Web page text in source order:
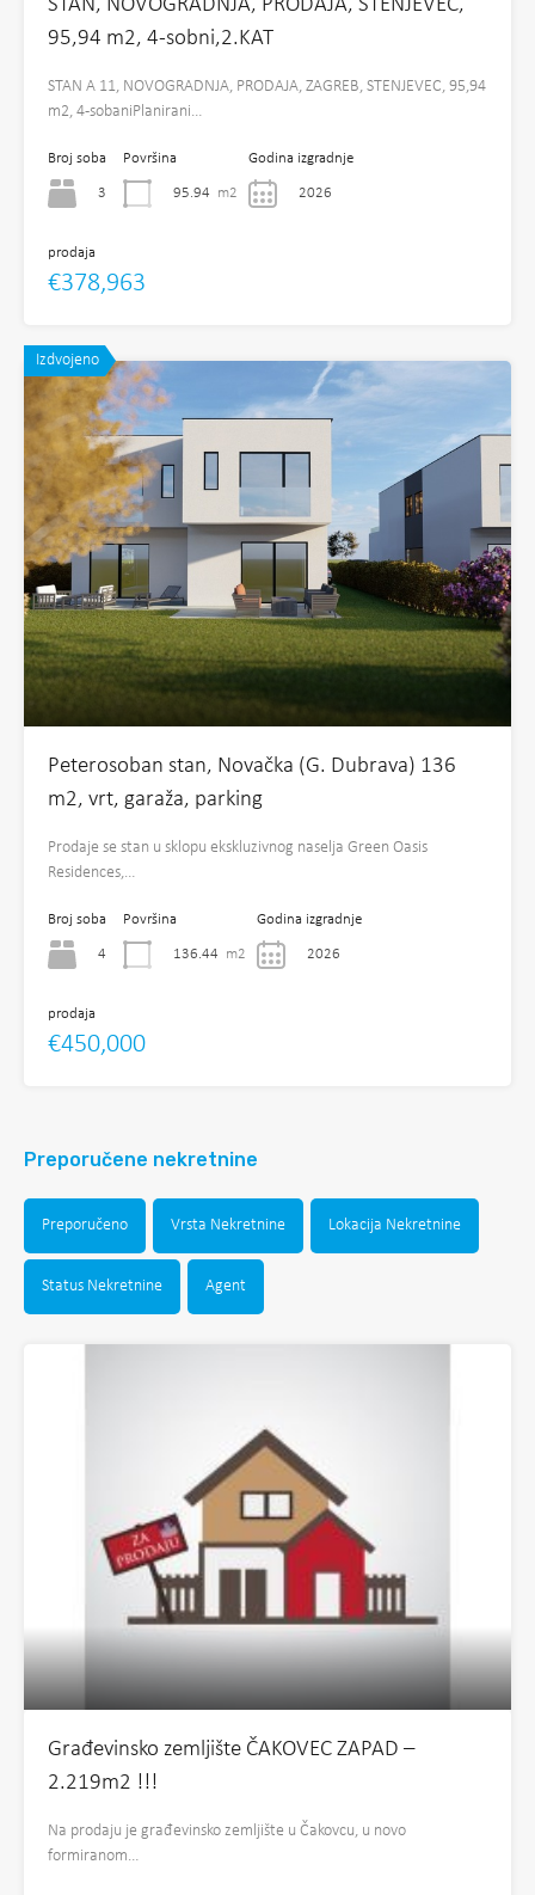
STAN, NOVOGRADNJA, PRODAJA, STENJEVEC,
95,94 m2, 4-sobni,2.KAT
STAN A 11, NOVOGRADNJA, PRODAJA, ZAGREB, STENJEVEC, 95,94
m2, 4-sobaniPlanirani…
Broj soba
3
Površina
95.94 m2
Godina izgradnje
2026
prodaja
€378,963
Izdvojeno
Peterosoban stan, Novačka (G. Dubrava) 136
m2, vrt, garaža, parking
Prodaje se stan u sklopu ekskluzivnog naselja Green Oasis
Residences,…
Broj soba
4
Površina
136.44 m2
Godina izgradnje
2026
prodaja
€450,000
Preporučene nekretnine
Preporučeno Vrsta Nekretnine Lokacija Nekretnine
Status Nekretnine Agent
Građevinsko zemljište ČAKOVEC ZAPAD –
2.219m2 !!!
Na prodaju je građevinsko zemljište u Čakovcu, u novo
formiranom…